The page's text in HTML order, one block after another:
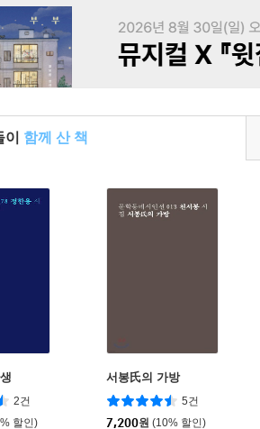
함께 산 책
2건
할인)
서봉氏의 가방
5건
7,200원 (10% 할인)